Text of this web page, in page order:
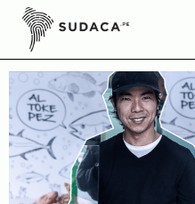
Skip
contentAl Toke Pez